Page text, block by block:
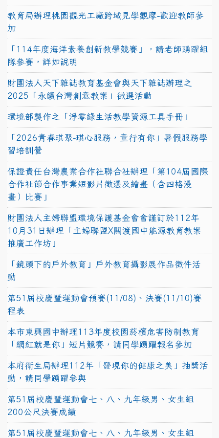
教育局辦理桃園觀光工廠跨域見學觀摩-歡迎教師參
加
「114年度海洋素養創新教學競賽」，請老師踴躍組
隊參賽，詳如說明
財團法人天下雜誌教育基金會與天下雜誌辦理之
2025「永續台灣創意教案」徵選活動
環境部製作之「淨零綠生活教學資源工具手冊」
「2026青春琪聚-琪心服務，童行有你」暑假服務學
習培訓營
保證責任台灣農業合作社聯合社辦理「第104屆國際
合作社節合作事業短影片徵選及繪畫（含四格漫
畫）比賽」
財團法人主婦聯盟環境保護基金會會謹訂於112年
10月31日辦理「主婦聯盟X關渡國中能源教育教案
推廣工作坊」
「鏡頭下的戶外教育」戶外教育攝影展作品徵件活
動
第51屆校慶暨運動會預賽(11/08)、決賽(11/10)賽
程表
本市東興國中辦理113年度校園菸檳危害防制教育
「網紅就是你」短片競賽，請同學踴躍報名參加
本府衛生局辦理112年「發現你的健康之美」抽獎活
動，請同學踴躍參與
第51屆校慶暨運動會七、八、九年級男、女生組
200公尺決賽成績
第51屆校慶暨運動會七、八、九年級男、女生組